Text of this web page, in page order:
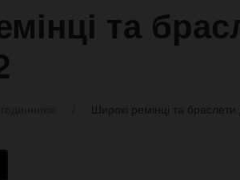
та
Широкі ремінці та